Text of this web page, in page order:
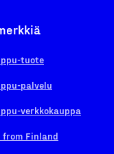
tuote
palvelu
verkkokauppa
from Finland